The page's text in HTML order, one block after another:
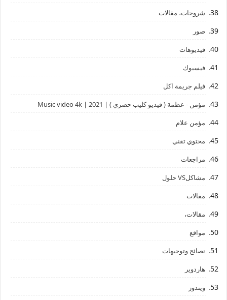
شروحات، مقالات
صور
فيديوهات
فيسبوك
فيلم جريمة اكل
مؤمن - عظمة ( فيديو كليب حصري ) | 2021 | Music video 4k
مؤمن علام
محتوي تقني
مراجعات
مشاكلVS حلول
مقالات
مقالات،
مواقع
نصائح وتوجيهات
هاردوير
ويندوز